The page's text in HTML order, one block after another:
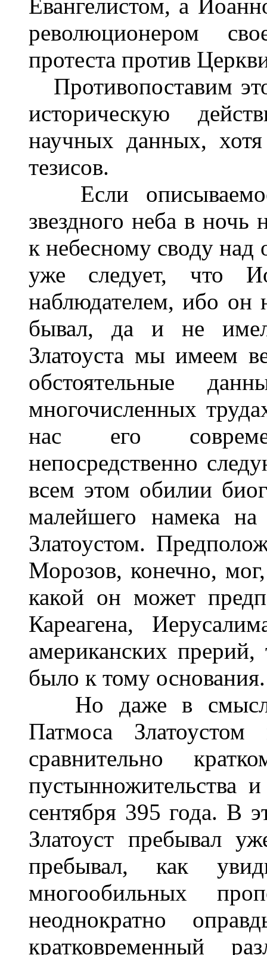
Евангелистом, а
революционером
протеста против
Противопоставим
историческую
научных данных,
тезисов.
Если описываемое
звездного неба в ночь
к небесному своду над
уже следует, что
наблюдателем, ибо он
бывал, да и не
Златоуста мы имеем
обстоятельные
многочисленных
нас его
непосредственно
всем этом обилии
малейшего намека
Златоустом.
Морозов, конечно,
какой он может
Кареагена,
американских
было к тому основания.
Но даже в смысле
Патмоса
сравнительно
пустынножительства
сентября 395 года. В
Златоуст пребывал
пребывал, как
многообильных
неоднократно
кратковременный